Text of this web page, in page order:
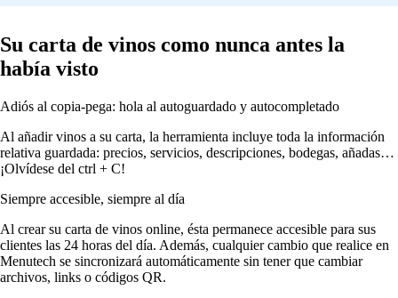
Su carta de vinos como nunca antes la
había visto
Adiós al copia-pega: hola al autoguardado y autocompletado
Al añadir vinos a su carta, la herramienta incluye toda la información
relativa guardada: precios, servicios, descripciones, bodegas, añadas…
¡Olvídese del ctrl + C!
Siempre accesible, siempre al día
Al crear su carta de vinos online, ésta permanece accesible para sus
clientes las 24 horas del día. Además, cualquier cambio que realice en
Menutech se sincronizará automáticamente sin tener que cambiar
archivos, links o códigos QR.